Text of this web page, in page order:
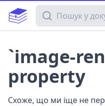
Пошук у
`image-
property
Схоже, що ми іще не